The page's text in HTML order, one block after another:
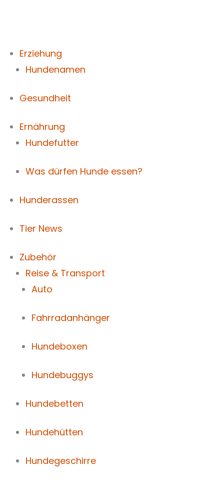
Erziehung
Hundenamen
Gesundheit
Ernährung
Hundefutter
Was dürfen Hunde essen?
Hunderassen
Tier News
Zubehör
Reise & Transport
Auto
Fahrradanhänger
Hundeboxen
Hundebuggys
Hundebetten
Hundehütten
Hundegeschirre